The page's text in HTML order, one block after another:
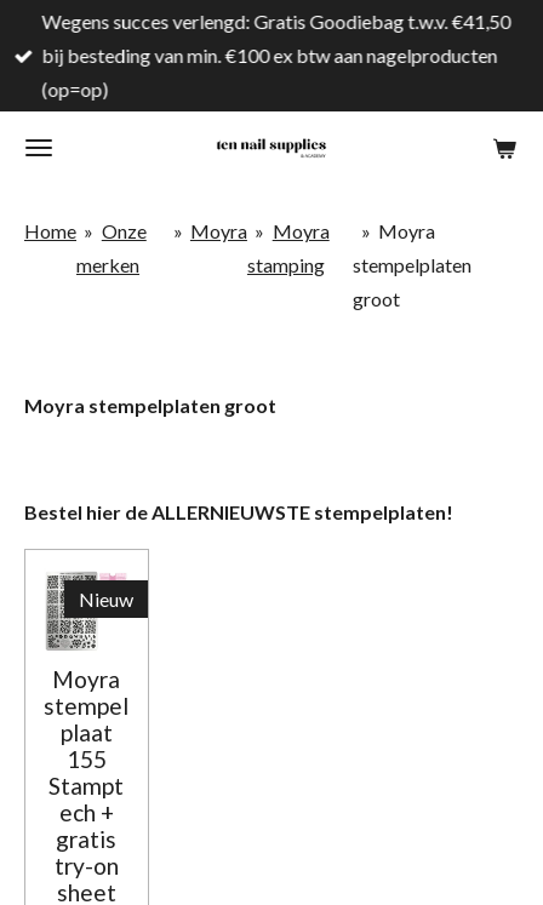
direct
naar
hoofdinhoud
Wegens succes verlengd: Gratis Goodiebag t.w.v. €41,50
bij besteding van min. €100 ex btw aan nagelproducten
(op=op)
Home » Onze
merken
» Moyra » Moyra
stamping
» Moyra
stempelplaten
groot
Moyra stempelplaten groot
Bestel hier de ALLERNIEUWSTE stempelplaten!
Nieuw
Moyra
stempel
plaat
155
Stampt
ech +
gratis
try-on
sheet